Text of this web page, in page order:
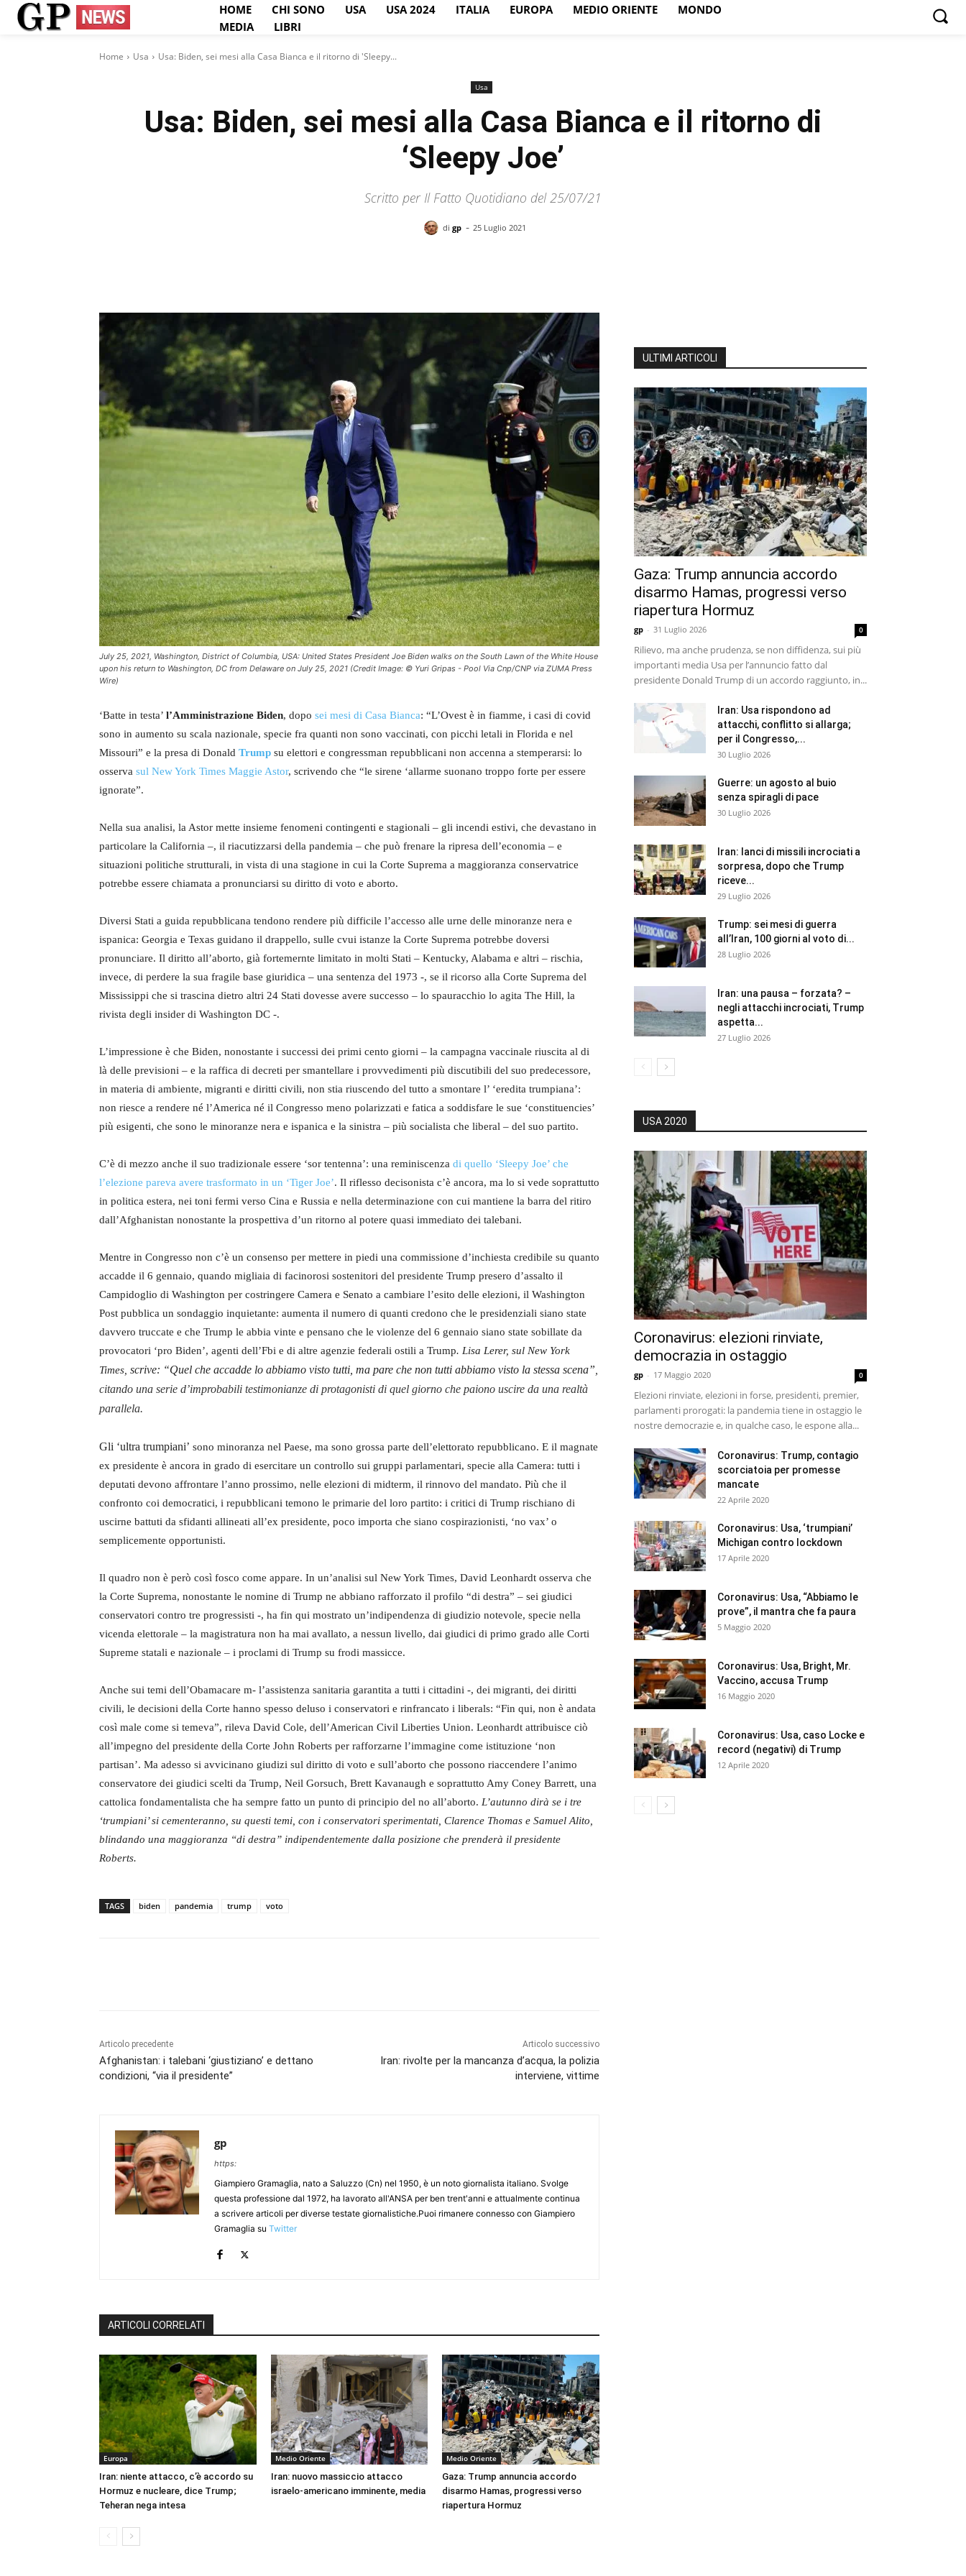
HOME CHI SONO USA USA 2024 ITALIA EUROPA MEDIO ORIENTE
MONDO
MEDIA
LIBRI
Home Usa Usa: Biden, sei mesi alla Casa Bianca e il ritorno di 'Sleepy...
Usa
Usa: Biden, sei mesi alla Casa Bianca e il ritorno di
‘Sleepy Joe’
Scritto per Il Fatto Quotidiano del 25/07/21
di gp - 25 Luglio 2021
July 25, 2021, Washington, District of Columbia, USA: United States President Joe Biden walks on the South Lawn of the White House
upon his return to Washington, DC from Delaware on July 25, 2021 (Credit Image: © Yuri Gripas - Pool Via Cnp/CNP via ZUMA Press
Wire)
‘Batte in testa’ l’Amministrazione Biden, dopo sei mesi di Casa Bianca: “L’Ovest è in fiamme, i casi di covid
sono in aumento su scala nazionale, specie fra quanti non sono vaccinati, con picchi letali in Florida e nel
Missouri” e la presa di Donald Trump su elettori e congressman repubblicani non accenna a stemperarsi: lo
osserva sul New York Times Maggie Astor, scrivendo che “le sirene ‘allarme suonano troppo forte per essere
ignorate”.
Nella sua analisi, la Astor mette insieme fenomeni contingenti e stagionali – gli incendi estivi, che devastano in
particolare la California –, il riacutizzarsi della pandemia – che può frenare la ripresa dell’economia – e
situazioni politiche strutturali, in vista di una stagione in cui la Corte Suprema a maggioranza conservatrice
potrebbe essere chiamata a pronunciarsi su diritto di voto e aborto.
Diversi Stati a guida repubblicana tendono rendere più difficile l’accesso alle urne delle minoranze nera e
ispanica: Georgia e Texas guidano il drappello, sulle cvui istanze la Corte Suprema potrebbe doversi
pronunciare. Il diritto all’aborto, già fortemernte limitato in molti Stati – Kentucky, Alabama e altri – rischia,
invece, di perdere la sua fragile base giuridica – una sentenza del 1973 -, se il ricorso alla Corte Suprema del
Mississippi che si trascina dietro altri 24 Stati dovesse avere successo – lo spauracchio lo agita The Hill, la
rivista degli insider di Washington DC -.
L’impressione è che Biden, nonostante i successi dei primi cento giorni – la campagna vaccinale riuscita al di
là delle previsioni – e la raffica di decreti per smantellare i provvedimenti più discutibili del suo predecessore,
in materia di ambiente, migranti e diritti civili, non stia riuscendo del tutto a smontare l’ ‘eredita trumpiana’:
non riesce a rendere né l’America né il Congresso meno polarizzati e fatica a soddisfare le sue ‘constituencies’
più esigenti, che sono le minoranze nera e ispanica e la sinistra – più socialista che liberal – del suo partito.
C’è di mezzo anche il suo tradizionale essere ‘sor tentenna’: una reminiscenza di quello ‘Sleepy Joe’ che
l’elezione pareva avere trasformato in un ‘Tiger Joe’. Il riflesso decisonista c’è ancora, ma lo si vede soprattutto
in politica estera, nei toni fermi verso Cina e Russia e nella determinazione con cui mantiene la barra del ritiro
dall’Afghanistan nonostante la prospettiva d’un ritorno al potere quasi immediato dei talebani.
Mentre in Congresso non c’è un consenso per mettere in piedi una commissione d’inchiesta credibile su quanto
accadde il 6 gennaio, quando migliaia di facinorosi sostenitori del presidente Trump presero d’assalto il
Campidoglio di Washington per costringere Camera e Senato a cambiare l’esito delle elezioni, il Washington
Post pubblica un sondaggio inquietante: aumenta il numero di quanti credono che le presidenziali siano state
davvero truccate e che Trump le abbia vinte e pensano che le violenze del 6 gennaio siano state sobillate da
provocatori ‘pro Biden’, agenti dell’Fbi e di altre agenzie federali ostili a Trump. Lisa Lerer, sul New York
Times, scrive: “Quel che accadde lo abbiamo visto tutti, ma pare che non tutti abbiamo visto la stessa scena”
citando una serie d’improbabili testimonianze di protagonisti di quel giorno che paiono uscire da una realtà
parallela.
Gli ‘ultra trumpiani’ sono minoranza nel Paese, ma sono grossa parte dell’elettorato repubblicano. E il magnate
ex presidente è ancora in grado di esercitare un controllo sui gruppi parlamentari, specie alla Camera: tutti i
deputati devono affrontare l’anno prossimo, nelle elezioni di midterm, il rinnovo del mandato. Più che il
confronto coi democratici, i repubblicani temono le primarie del loro partito: i critici di Trump rischiano di
uscirne battuti da sfidanti allineati all’ex presidente, poco importa che siano cospirazionisti, ‘no vax’ o
semplicemente opportunisti.
Il quadro non è però così fosco come appare. In un’analisi sul New York Times, David Leonhardt osserva che
la Corte Suprema, nonostante le nomine di Trump ne abbiano rafforzato il profilo “di destra” – sei giudici
conservatori contro tre progressisti -, ha fin qui mostrato un’indipendenza di giudizio notevole, specie nella
vicenda elettorale – la magistratura non ha mai avallato, a nessun livello, dai giudici di primo grado alle Corti
Supreme statali e nazionale – i proclami di Trump su frodi massicce.
Anche sui temi dell’Obamacare m- l’assistenza sanitaria garantita a tutti i cittadini -, dei migranti, dei diritti
civili, le decisioni della Corte hanno spesso deluso i conservatori e rinfrancato i liberals: “Fin qui, non è andata
così male come si temeva”, rileva David Cole, dell’American Civil Liberties Union. Leonhardt attribuisce ciò
all’impegno del presidente della Corte John Roberts per rafforzarne l’immagine come istituzione ‘non
partisan’. Ma adesso si avvicinano giudizi sul diritto di voto e sull’aborto che possono riaccendere l’animo
conservatore dei giudici scelti da Trump, Neil Gorsuch, Brett Kavanaugh e soprattutto Amy Coney Barrett, una
cattolica fondamentalista che ha sempre fatto un punto di principio del no all’aborto. L’autunno dirà se i tre
‘trumpiani’ si cementeranno, su questi temi, con i conservatori sperimentati, Clarence Thomas e Samuel Alito,
blindando una maggioranza “di destra” indipendentemente dalla posizione che prenderà il presidente
Roberts.
TAGS biden pandemia trump voto
Articolo precedente
Afghanistan: i talebani ‘giustiziano’ e dettano
condizioni, “via il presidente”
Articolo successivo
Iran: rivolte per la mancanza d’acqua, la polizia
interviene, vittime
gp
https:
Giampiero Gramaglia, nato a Saluzzo (Cn) nel 1950, è un noto giornalista italiano. Svolge
questa professione dal 1972, ha lavorato all'ANSA per ben trent'anni e attualmente continua
a scrivere articoli per diverse testate giornalistiche.Puoi rimanere connesso con Giampiero
Gramaglia su Twitter
ARTICOLI CORRELATI
Europa
Iran: niente attacco, c’è accordo su
Hormuz e nucleare, dice Trump;
Teheran nega intesa
Medio Oriente
Iran: nuovo massiccio attacco
israelo-americano imminente, media
Medio Oriente
Gaza: Trump annuncia accordo
disarmo Hamas, progressi verso
riapertura Hormuz
ULTIMI ARTICOLI
Gaza: Trump annuncia accordo
disarmo Hamas, progressi verso
riapertura Hormuz
gp - 31 Luglio 2026 0
Rilievo, ma anche prudenza, se non diffidenza, sui più
importanti media Usa per l’annuncio fatto dal
presidente Donald Trump di un accordo raggiunto, in...
Iran: Usa rispondono ad
attacchi, conflitto si allarga;
per il Congresso,...
30 Luglio 2026
Guerre: un agosto al buio
senza spiragli di pace
30 Luglio 2026
Iran: lanci di missili incrociati a
sorpresa, dopo che Trump
riceve...
29 Luglio 2026
Trump: sei mesi di guerra
all’Iran, 100 giorni al voto di...
28 Luglio 2026
Iran: una pausa – forzata? –
negli attacchi incrociati, Trump
aspetta...
27 Luglio 2026
USA 2020
Coronavirus: elezioni rinviate,
democrazia in ostaggio
gp - 17 Maggio 2020 0
Elezioni rinviate, elezioni in forse, presidenti, premier,
parlamenti prorogati: la pandemia tiene in ostaggio le
nostre democrazie e, in qualche caso, le espone alla...
Coronavirus: Trump, contagio
scorciatoia per promesse
mancate
22 Aprile 2020
Coronavirus: Usa, ‘trumpiani’
Michigan contro lockdown
17 Aprile 2020
Coronavirus: Usa, “Abbiamo le
prove”, il mantra che fa paura
5 Maggio 2020
Coronavirus: Usa, Bright, Mr.
Vaccino, accusa Trump
16 Maggio 2020
Coronavirus: Usa, caso Locke e
record (negativi) di Trump
12 Aprile 2020